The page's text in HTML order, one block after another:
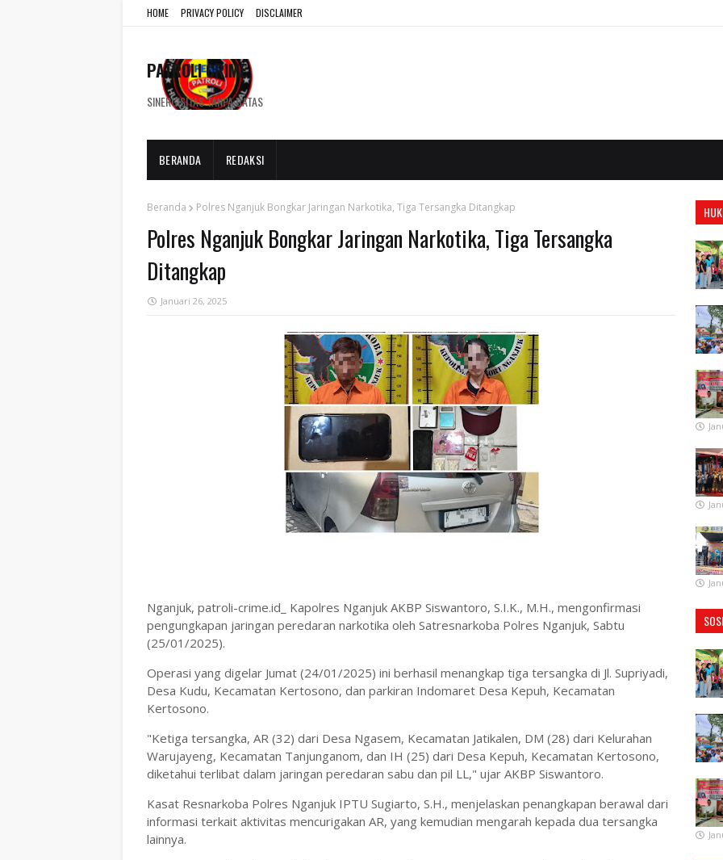
HOME PRIVACY POLICY DISCLAIMER
PATROLI CRIME
SINERGISITAS TANPA BATAS
BERANDA REDAKSI
Beranda Polres Nganjuk Bongkar Jaringan Narkotika, Tiga Tersangka Ditangkap
Polres Nganjuk Bongkar Jaringan Narkotika, Tiga Tersangka
Ditangkap
Januari 26, 2025
Nganjuk, patroli-crime.id_ Kapolres Nganjuk AKBP Siswantoro, S.I.K., M.H., mengonfirmasi
pengungkapan jaringan peredaran narkotika oleh Satresnarkoba Polres Nganjuk, Sabtu
(25/01/2025).
Operasi yang digelar Jumat (24/01/2025) ini berhasil menangkap tiga tersangka di Jl. Supriyadi,
Desa Kudu, Kecamatan Kertosono, dan parkiran Indomaret Desa Kepuh, Kecamatan
Kertosono.
"Ketiga tersangka, AR (32) dari Desa Ngasem, Kecamatan Jatikalen, DM (28) dari Kelurahan
Warujayeng, Kecamatan Tanjunganom, dan IH (25) dari Desa Kepuh, Kecamatan Kertosono,
diketahui terlibat dalam jaringan peredaran sabu dan pil LL," ujar AKBP Siswantoro.
Kasat Resnarkoba Polres Nganjuk IPTU Sugiarto, S.H., menjelaskan penangkapan berawal dari
informasi terkait aktivitas mencurigakan AR, yang kemudian mengarah kepada dua tersangka
lainnya.